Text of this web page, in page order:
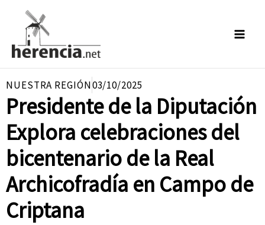
contenido
NUESTRA REGIÓN03/10/2025
Presidente de la Diputación
Explora celebraciones del
bicentenario de la Real
Archicofradía en Campo de
Criptana